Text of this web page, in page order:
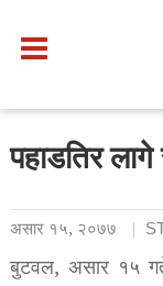
पहाडतिर
असार १५, २०७७
बुटवल, असार १५ गते